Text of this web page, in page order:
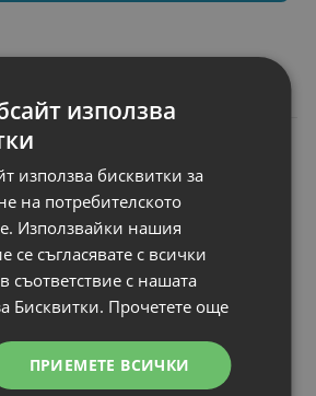
37FG750 37" VA
Odyssey G7 G75F
Curved 1000R 4K
165Hz 3840x2160
1ms 60Hz DP HDMI
Black
: 3840x2160
: Curved 1000R
използва
използва бисквитки за
на потребителското
Използвайки нашия
се съгласявате с всички
съответствие с нашата
Бисквитки. Прочетете още
ПРИЕМЕТЕ ВСИЧКИ